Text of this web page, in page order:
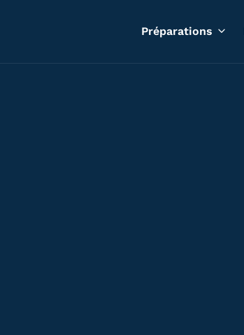
Préparations